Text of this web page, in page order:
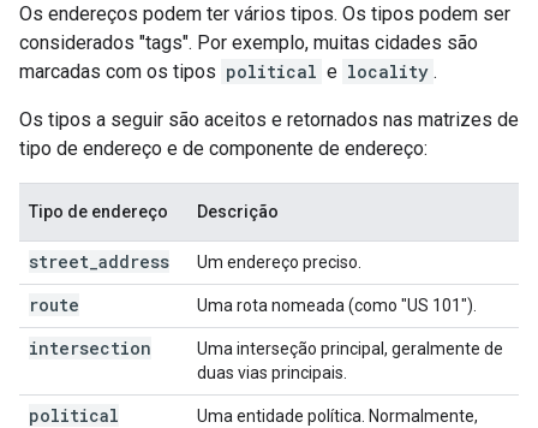
Os endereços podem ter vários tipos. Os tipos podem ser
considerados "tags". Por exemplo, muitas cidades são
marcadas com os tipos political e locality .
Os tipos a seguir são aceitos e retornados nas matrizes de
tipo de endereço e de componente de endereço:
Tipo de endereço Descrição
street address Um endereço preciso.
route Uma rota nomeada (como "US 101").
intersection
Uma interseção principal, geralmente de
duas vias principais.
political
Uma entidade política. Normalmente,